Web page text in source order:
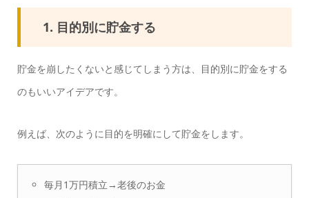
1. 目的別に貯金する
貯金を崩したくないと感じてしまう方は、目的別に貯金をする
のもいいアイデアです。
例えば、次のように目的を明確にして貯金をします。
毎月1万円積立→老後のお金